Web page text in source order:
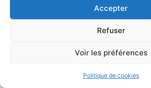
Accepter
Refuser
Voir les préférences
Politique de cookies